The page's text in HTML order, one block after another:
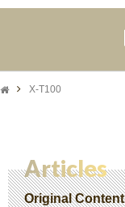
X-T100
Articles
Original